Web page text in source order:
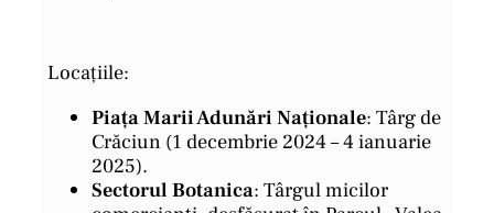
Locațiile:
Piața Marii Adunări Naționale: Târg de
Crăciun (1 decembrie 2024 – 4 ianuarie
2025).
Sectorul Botanica: Târgul micilor